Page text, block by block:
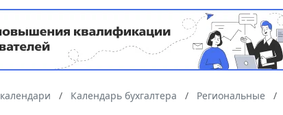
Календарь бухгалтера Региональные